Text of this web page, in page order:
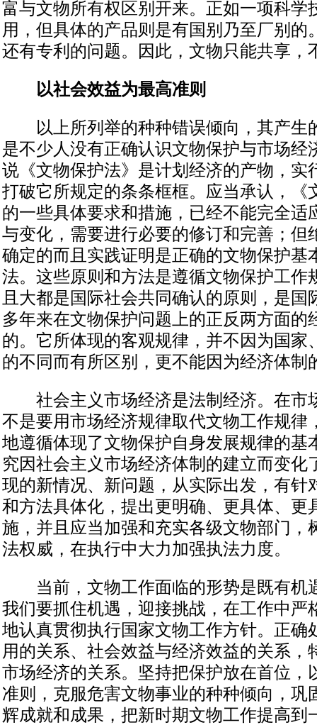
富与文物所有权区别开来。正如一项科学
用，但具体的产品则是有国别乃至厂别的
还有专利的问题。因此，文物只能共享，
以社会效益为最高准则
以上所列举的种种错误倾向，其产生
是不少人没有正确认识文物保护与市场经
说《文物保护法》是计划经济的产物，实
打破它所规定的条条框框。应当承认，《
的一些具体要求和措施，已经不能完全适
与变化，需要进行必要的修订和完善；但
确定的而且实践证明是正确的文物保护基
法。这些原则和方法是遵循文物保护工作
且大都是国际社会共同确认的原则，是国
多年来在文物保护问题上的正反两方面的
的。它所体现的客观规律，并不因为国家
的不同而有所区别，更不能因为经济体制
社会主义市场经济是法制经济。在市
不是要用市场经济规律取代文物工作规律
地遵循体现了文物保护自身发展规律的基
究因社会主义市场经济体制的建立而变化
现的新情况、新问题，从实际出发，有针
和方法具体化，提出更明确、更具体、更
施，并且应当加强和充实各级文物部门，
法权威，在执行中大力加强执法力度。
当前，文物工作面临的形势是既有机
我们要抓住机遇，迎接挑战，在工作中严
地认真贯彻执行国家文物工作方针。正确
用的关系、社会效益与经济效益的关系，
市场经济的关系。坚持把保护放在首位，
准则，克服危害文物事业的种种倾向，巩
辉成就和成果，把新时期文物工作提高到